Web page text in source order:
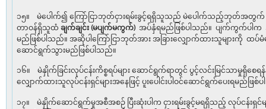
၁၅။ မဲပေါက်၍ ကြော်ငြာဘုတ်ငှားရမ်းခွင့်ရရှိသူသည် မဲပေါက်သည့်ဘုတ်အတွက် ပ
တာဝန်ရှိသူထံချက်ချင်း (မပျက်မကွက်)အပ်နှံရမည်ဖြစ်ပါသည်။ ပျက်ကွက်ပါက အ
မည်ဖြစ်ပါသည်။ အဆိုပါကြော်ငြာဘုတ်အား အခြားလျှောက်ထားသူများကို ထ
ဆောင်ရွက်သွားမည်ဖြစ်ပါသည်။
၁၆။ မဲနှိုက်ခြင်းလုပ်ငန်းကိစ္စရပ်များ ဆောင်ရွက်ရာတွင် ပွင့်လင်းမြင်သာမှုရှိစေ
လျှောက်ထားသူလုပ်ငန်းရှင်များအနေဖြင့် ပူးပေါင်းပါဝင်ဆောင်ရွက်ပေးရမည်ဖြစ်
၁၇။ မဲနှိုက်ဆောင်ရွက်မှုအစီအစဉ် ပြီးဆုံးပါက ငှားရမ်းခွင့်မရရှိသည့် လုပ်ငန်းရှင်မ